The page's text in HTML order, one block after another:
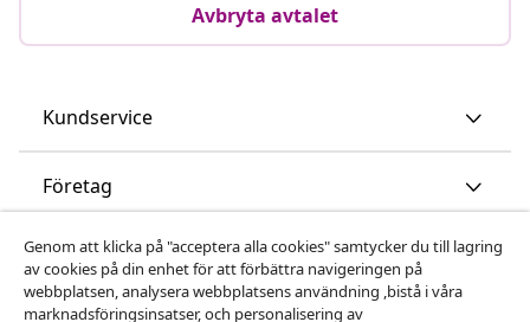
Avbryta avtalet
Kundservice
Företag
vidaXL
Genom att klicka på "acceptera alla cookies" samtycker du till lagring
av cookies på din enhet för att förbättra navigeringen på
webbplatsen, analysera webbplatsens användning ,bistå i våra
marknadsföringsinsatser, och personalisering av